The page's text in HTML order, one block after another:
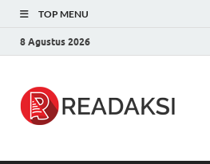
TOP MENU
8 Agustus 2026